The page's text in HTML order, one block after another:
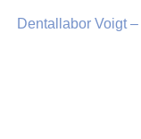
Dentallabor Voigt